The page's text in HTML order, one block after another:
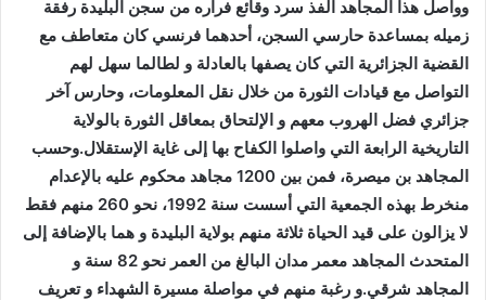
وواصل هذا المجاهد الفذ سرد وقائع فراره من سجن البليدة رفقة
زميله بمساعدة حارسي السجن، أحدهما فرنسي كان متعاطف مع
القضية الجزائرية التي كان يصفها بالعادلة و لطالما سهل لهم
التواصل مع قيادات الثورة من خلال نقل المعلومات، وحارس آخر
جزائري فضل الهروب معهم و الإلتحاق بمعاقل الثورة بالولاية
التاريخية الرابعة التي واصلوا الكفاح بها إلى غاية الإستقلال.وحسب
المجاهد بن ميصرة، فمن بين 1200 مجاهد محكوم عليه بالإعدام
منخرط بهذه الجمعية التي أسست سنة 1992، نحو 260 منهم فقط
لا يزالون على قيد الحياة ثلاثة منهم بولاية البليدة و هما بالإضافة إلى
المتحدث المجاهد معمر مدان البالغ من العمر نحو 82 سنة و
المجاهد شرقي.و رغبة منهم في مواصلة مسيرة الشهداء و تعريف